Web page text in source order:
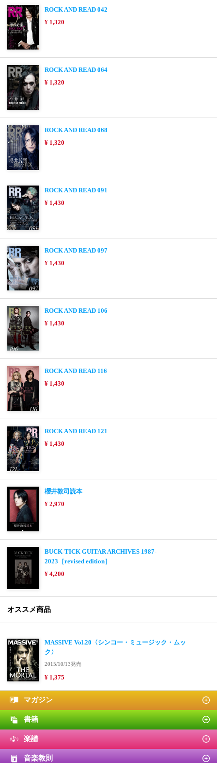
ROCK AND READ 042
¥ 1,320
ROCK AND READ 064
¥ 1,320
ROCK AND READ 068
¥ 1,320
ROCK AND READ 091
¥ 1,430
ROCK AND READ 097
¥ 1,430
ROCK AND READ 106
¥ 1,430
ROCK AND READ 116
¥ 1,430
ROCK AND READ 121
¥ 1,430
櫻井敦司読本
¥ 2,970
BUCK-TICK GUITAR ARCHIVES 1987-
2023［revised edition］
¥ 4,200
オススメ商品
MASSIVE Vol.20〈シンコー・ミュージック・ムッ
ク〉
2015/10/13発売
¥ 1,375
マガジン
書籍
楽譜
音楽教則